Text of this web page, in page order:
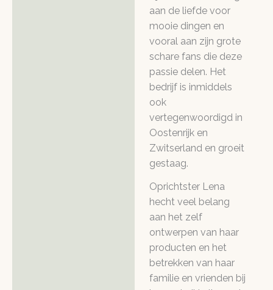
aan de liefde voor
mooie dingen en
vooral aan zijn grote
schare fans die deze
passie delen. Het
bedrijf is inmiddels
ook
vertegenwoordigd in
Oostenrijk en
Zwitserland en groeit
gestaag.
Oprichtster Lena
hecht veel belang
aan het zelf
ontwerpen van haar
producten en het
betrekken van haar
familie en vrienden bij